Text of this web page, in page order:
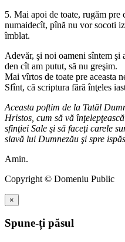
5. Mai apoi de toate, rugăm pre
numaidecît, pînă nu vor socoti
îmblat.
Adevăr, şi noi oameni sîntem şi
den cît am putut, să nu greşim.
Mai vîrtos de toate pre aceasta
Sfînt, că scriptura fără înţeles
Aceasta poftim de la Tatăl
Hristos, cum să vă
sfinţiei Sale şi să faceţi carele
slavă lui Dumnezău şi spre
Amin.
Copyright © Domeniu Public
×
Spune-ți păsul